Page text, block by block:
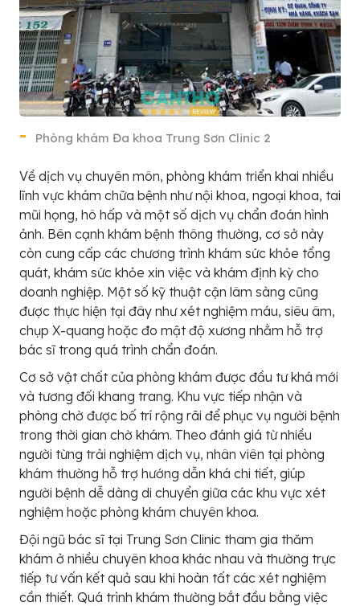
Phòng khám Đa khoa Trung Sơn Clinic 2
Về dịch vụ chuyên môn, phòng khám triển khai nhiều
lĩnh vực khám chữa bệnh như nội khoa, ngoại khoa, tai
mũi họng, hô hấp và một số dịch vụ chẩn đoán hình
ảnh. Bên cạnh khám bệnh thông thường, cơ sở này
còn cung cấp các chương trình khám sức khỏe tổng
quát, khám sức khỏe xin việc và khám định kỳ cho
doanh nghiệp. Một số kỹ thuật cận lâm sàng cũng
được thực hiện tại đây như xét nghiệm máu, siêu âm,
chụp X-quang hoặc đo mật độ xương nhằm hỗ trợ
bác sĩ trong quá trình chẩn đoán.
Cơ sở vật chất của phòng khám được đầu tư khá mới
và tương đối khang trang. Khu vực tiếp nhận và
phòng chờ được bố trí rộng rãi để phục vụ người bệnh
trong thời gian chờ khám. Theo đánh giá từ nhiều
người từng trải nghiệm dịch vụ, nhân viên tại phòng
khám thường hỗ trợ hướng dẫn khá chi tiết, giúp
người bệnh dễ dàng di chuyển giữa các khu vực xét
nghiệm hoặc phòng khám chuyên khoa.
Đội ngũ bác sĩ tại Trung Sơn Clinic tham gia thăm
khám ở nhiều chuyên khoa khác nhau và thường trực
tiếp tư vấn kết quả sau khi hoàn tất các xét nghiệm
cần thiết. Quá trình khám thường bắt đầu bằng việc